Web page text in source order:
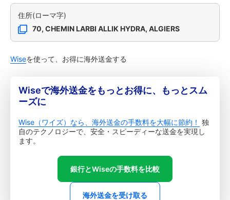
住所(ローマ字)
70, CHEMIN LARBI ALLIK HYDRA, ALGIERS
Wiseを使って、お得に海外送金する
Wiseで海外送金をもっとお得に、もっとスム
ーズに
Wise（ワイズ）なら、海外送金の手数料を大幅に節約！ 独
自のテクノロジーで、安全・スピーディーな送金を実現し
ます。
銀行とWiseの手数料を比較
海外送金を受け取る